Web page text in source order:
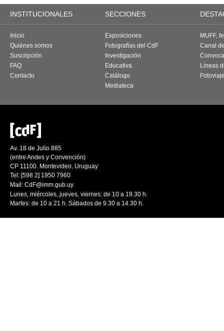
INSTITUCIONALES SECCIONES
Inicio
Quiénes somos
Suscripción
FAQ
Contacto
Exposiciones
Fotografías del CdF
Investigación
Educativa
Catálogo
Mediateca
MUFF,
Canal
Líneas
Av. 18 de Julio 885
(entre Andes y Convención)
CP 11100. Montevideo. Uruguay
Tel: [598 2] 1950 7960
Mail: CdF@imm.gub.uy
Lunes, miércoles, jueves, viernes: de 10 a 19.30 h.
Martes: de 10 a 21 h. Sábados de 9.30 a 14.30 h.